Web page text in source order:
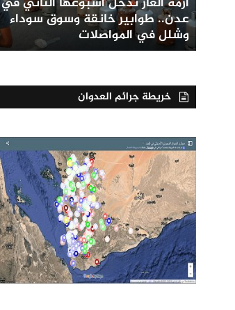
عدن.. طوابير خانقة وسوق سوداء
وشلل في المواصلات
خريطة جرائم العدوان